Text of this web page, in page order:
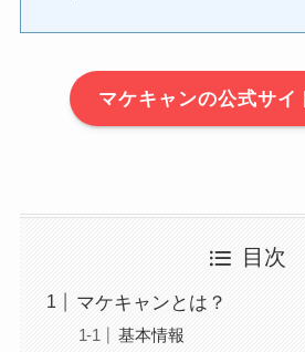
マケキャンの公式サイ
目次
マケキャンとは？
基本情報